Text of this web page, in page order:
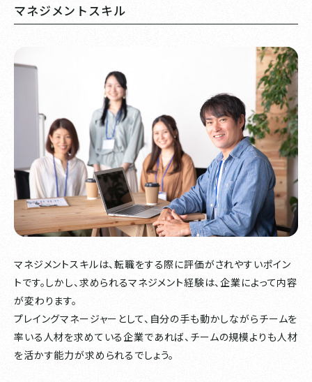
マネジメントスキル
マネジメントスキルは、転職をする際に評価がされやすいポイン
トです。しかし、求められるマネジメント経験は、企業によって内容
が変わります。
プレイングマネージャーとして、自分の手も動かしながらチームを
率いる人材を求めている企業であれば、チームの規模よりも人材
を活かす能力が求められるでしょう。